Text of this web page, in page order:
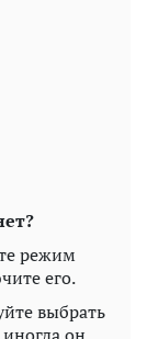
режим
его.
выбрать